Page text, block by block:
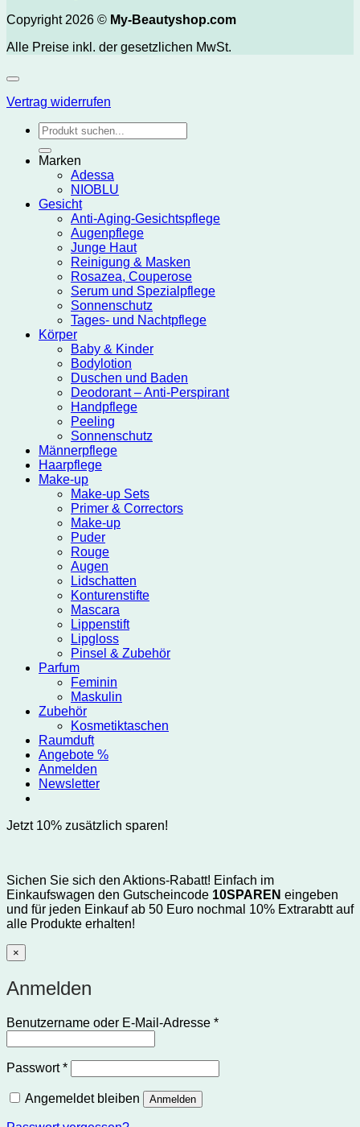
Copyright 2026 © My-Beautyshop.com
Alle Preise inkl. der gesetzlichen MwSt.
Vertrag widerrufen
Suchen
nach:
Marken
Adessa
NIOBLU
Gesicht
Anti-Aging-Gesichtspflege
Augenpflege
Junge Haut
Reinigung & Masken
Rosazea, Couperose
Serum und Spezialpflege
Sonnenschutz
Tages- und Nachtpflege
Körper
Baby & Kinder
Bodylotion
Duschen und Baden
Deodorant – Anti-Perspirant
Handpflege
Peeling
Sonnenschutz
Männerpflege
Haarpflege
Make-up
Make-up Sets
Primer & Correctors
Make-up
Puder
Rouge
Augen
Lidschatten
Konturenstifte
Mascara
Lippenstift
Lipgloss
Pinsel & Zubehör
Parfum
Feminin
Maskulin
Zubehör
Kosmetiktaschen
Raumduft
Angebote %
Anmelden
Newsletter
Jetzt 10% zusätzlich sparen!
Sichen Sie sich den Aktions-Rabatt! Einfach im
Einkaufswagen den Gutscheincode 10SPAREN eingeben
und für jeden Einkauf ab 50 Euro nochmal 10% Extrarabtt auf
alle Produkte erhalten!
×
Anmelden
Benutzername oder E-Mail-Adresse *Erforderlich
Passwort*Erforderlich
Angemeldet bleiben Anmelden